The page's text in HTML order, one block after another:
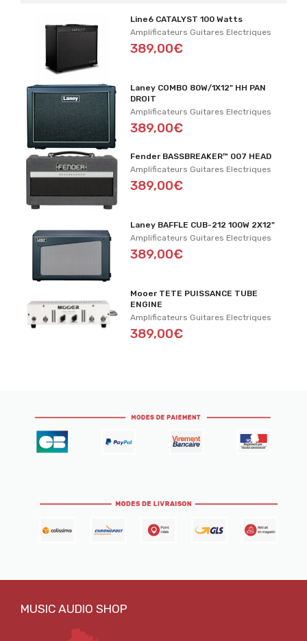
Line6 CATALYST 100 Watts
Amplificateurs Guitares Electriques
389,00€
Laney COMBO 80W/1X12" HH PAN
DROIT
Amplificateurs Guitares Electriques
389,00€
Fender BASSBREAKER™ 007 HEAD
Amplificateurs Guitares Electriques
389,00€
Laney BAFFLE CUB-212 100W 2X12"
Amplificateurs Guitares Electriques
389,00€
Mooer TETE PUISSANCE TUBE
ENGINE
Amplificateurs Guitares Electriques
389,00€